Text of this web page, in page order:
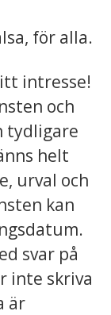
för alla.
intresse!
och
tydligare
helt
urval och
kan
svar på
inte skriva
är